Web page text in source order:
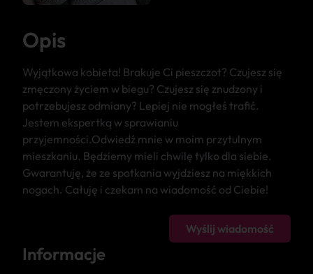
Opis
Wyjątkowa kobieta! Brakuje Ci pieszczot? Czujesz się
zmęczony życiem w biegu? Czujesz się znudzony i
potrzebujesz odmiany? Lepiej nie mogłeś trafić.
Jestem ekspertką w sprawianiu
przyjemności.Odwiedź mnie w moim przytulnym
mieszkaniu. Będziemy mieli chwilę tylko dla siebie.
Gwarantuję, że ze spotkania wyjdziesz na miękkich
nogach. Całuję i czekam na wiadomość od Ciebie!
Wyślij wiadomość
Informacje